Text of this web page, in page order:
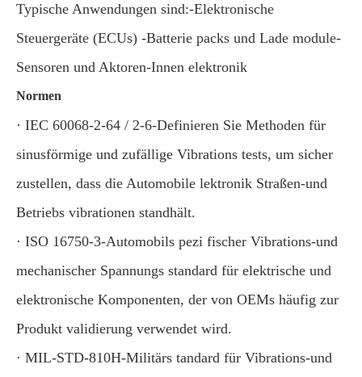
Typische Anwendungen sind:-Elektronische
Steuergeräte (ECUs) -Batterie packs und Lade module-
Sensoren und Aktoren-Innen elektronik
Normen
· IEC 60068-2-64 / 2-6-Definieren Sie Methoden für
sinusförmige und zufällige Vibrations tests, um sicher
zustellen, dass die Automobile lektronik Straßen-und
Betriebs vibrationen standhält.
· ISO 16750-3-Automobils pezi fischer Vibrations-und
mechanischer Spannungs standard für elektrische und
elektronische Komponenten, der von OEMs häufig zur
Produkt validierung verwendet wird.
· MIL-STD-810H-Militärs tandard für Vibrations-und